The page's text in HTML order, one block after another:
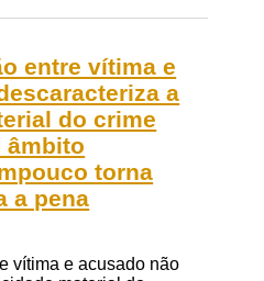
entre vítima e
a
do crime
âmbito
torna
a pena
vítima e acusado não